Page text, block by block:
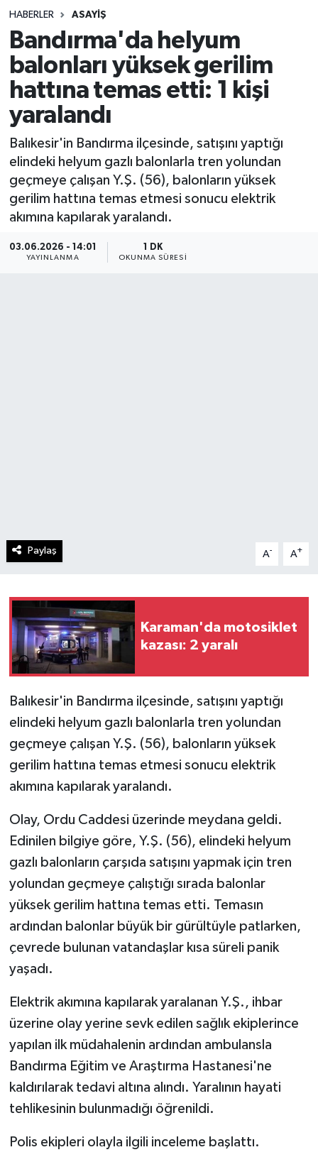
HABERLER ASAYIŞ
Bandırma'da helyum
balonları yüksek gerilim
hattına temas etti: 1 kişi
yaralandı
Balıkesir'in Bandırma ilçesinde, satışını yaptığı
elindeki helyum gazlı balonlarla tren yolundan
geçmeye çalışan Y.Ş. (56), balonların yüksek
gerilim hattına temas etmesi sonucu elektrik
akımına kapılarak yaralandı.
03.06.2026 - 14:01
YAYINLANMA
1 DK
OKUNMA SÜRESI
Paylaş A- A+
Karaman'da motosiklet
kazası: 2 yaralı
Balıkesir'in Bandırma ilçesinde, satışını yaptığı
elindeki helyum gazlı balonlarla tren yolundan
geçmeye çalışan Y.Ş. (56), balonların yüksek
gerilim hattına temas etmesi sonucu elektrik
akımına kapılarak yaralandı.
Olay, Ordu Caddesi üzerinde meydana geldi.
Edinilen bilgiye göre, Y.Ş. (56), elindeki helyum
gazlı balonların çarşıda satışını yapmak için tren
yolundan geçmeye çalıştığı sırada balonlar
yüksek gerilim hattına temas etti. Temasın
ardından balonlar büyük bir gürültüyle patlarken,
çevrede bulunan vatandaşlar kısa süreli panik
yaşadı.
Elektrik akımına kapılarak yaralanan Y.Ş., ihbar
üzerine olay yerine sevk edilen sağlık ekiplerince
yapılan ilk müdahalenin ardından ambulansla
Bandırma Eğitim ve Araştırma Hastanesi'ne
kaldırılarak tedavi altına alındı. Yaralının hayati
tehlikesinin bulunmadığı öğrenildi.
Polis ekipleri olayla ilgili inceleme başlattı.
Spor
Teknoloji